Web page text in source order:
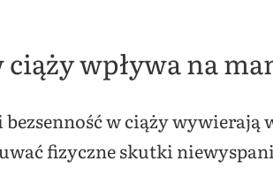
wpływa na
w ciąży wywierają
fizyczne skutki